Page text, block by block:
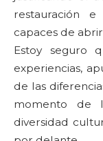
restauración
capaces de
Estoy seguro
experiencias,
de las
momento de
diversidad